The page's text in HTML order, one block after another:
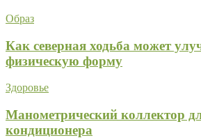
Образ
Как северная ходьба может
физическую форму
Здоровье
Манометрический коллектор
кондиционера